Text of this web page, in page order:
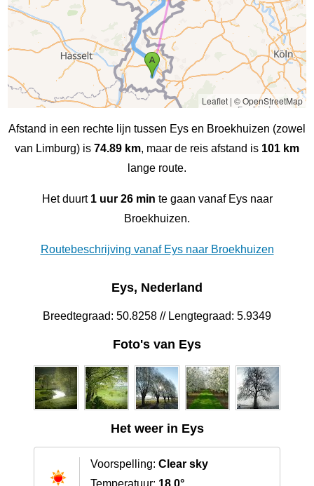
Leaflet| © OpenStreetMap
Afstand in een rechte lijn tussen Eys en Broekhuizen (zowel
van Limburg) is 74.89 km, maar de reis afstand is 101 km
lange route.
Het duurt 1 uur 26 min te gaan vanaf Eys naar
Broekhuizen.
Routebeschrijving vanaf Eys naar Broekhuizen
Eys, Nederland
Breedtegraad: 50.8258 // Lengtegraad: 5.9349
Foto's van Eys
Het weer in Eys
Voorspelling: Clear sky